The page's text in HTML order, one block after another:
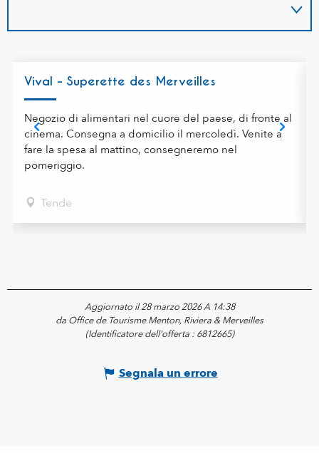
Vival - Superette des Merveilles
Negozio di alimentari nel cuore del paese, di fronte al
cinema. Consegna a domicilio il mercoledì. Venite a
fare la spesa al mattino, consegneremo nel
pomeriggio.
Tende
Aggiornato il 28 marzo 2026 A 14:38
da Office de Tourisme Menton, Riviera & Merveilles
(Identificatore dell'offerta : 6812665)
Segnala un errore